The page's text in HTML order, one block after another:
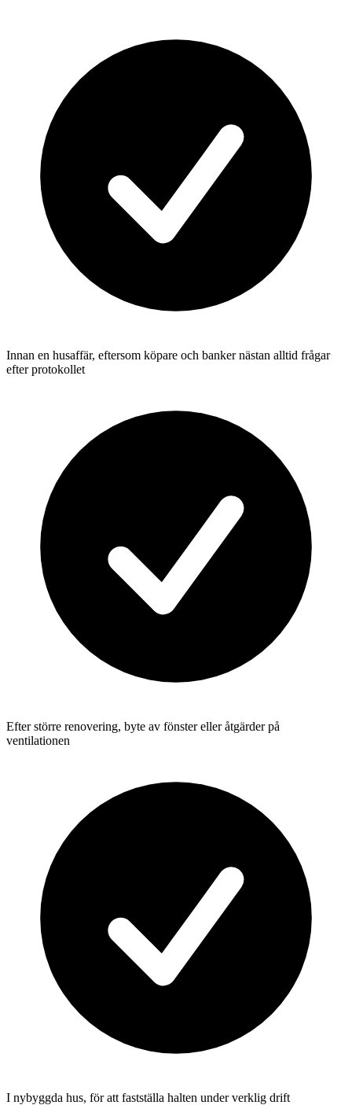
Innan en husaffär, eftersom köpare och banker nästan alltid frågar
efter protokollet
Efter större renovering, byte av fönster eller åtgärder på
ventilationen
I nybyggda hus, för att fastställa halten under verklig drift